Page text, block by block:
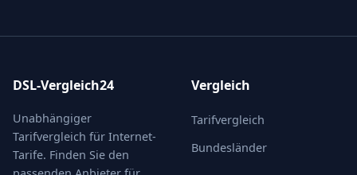
DSL-Vergleich24
Unabhängiger
Tarifvergleich für Internet-
Tarife. Finden Sie den
Vergleich
Tarifvergleich
Bundesländer